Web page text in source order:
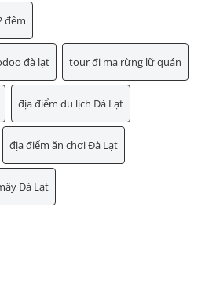
đêm
đà lạt tour đi ma rừng lữ quán
địa điểm du lịch Đà Lạt
địa điểm ăn chơi Đà Lạt
Đà Lạt